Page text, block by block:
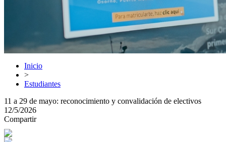
Inicio
>
Estudiantes
11 a 29 de mayo: reconocimiento y convalidación de electivos
12/5/2026
Compartir